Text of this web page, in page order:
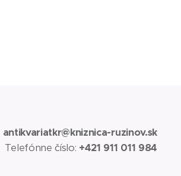
antikvariatkr@kniznica-ruzinov.sk
Telefónne číslo: +421 911 011 984